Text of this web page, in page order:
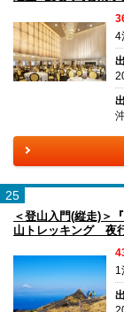
4
25
＜登山入門(縦走)＞
山トレッキング 夜
1